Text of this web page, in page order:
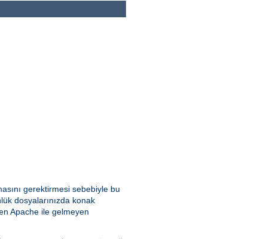
gerektirmesi sebebiyle bu
dosyalarınızda konak
Apache ile gelmeyen